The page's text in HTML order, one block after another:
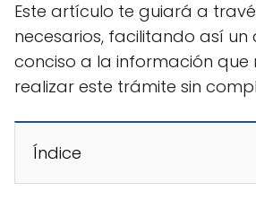
Este artículo te guiará a
necesarios, facilitando así
conciso a la información que
realizar este trámite sin
Índice